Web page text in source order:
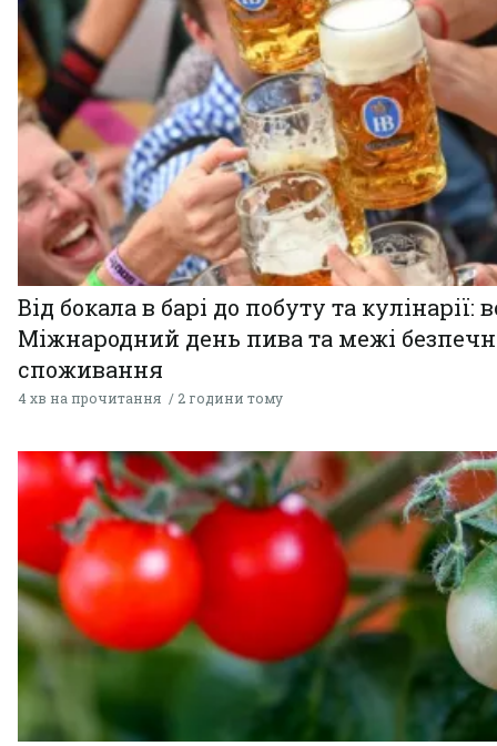
Від бокала в барі до побуту та кулінарії:
Міжнародний день пива та межі
споживання
4 хв на прочитання 2 години тому